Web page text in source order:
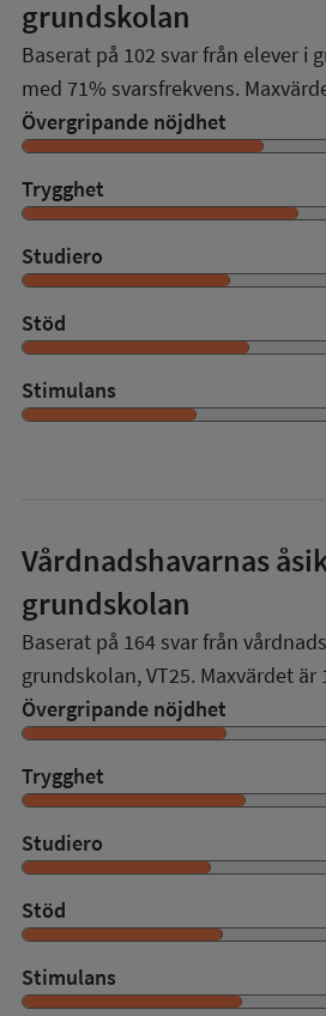
grundskolan
Baserat på 102 svar från elever i
med 71% svarsfrekvens.
Övergripande nöjdhet
Trygghet
Studiero
Stöd
Stimulans
Vårdnadshavarnas
grundskolan
Baserat på 164 svar från
grundskolan,VT25. Maxvärdet är
Övergripande nöjdhet
Trygghet
Studiero
Stöd
Stimulans